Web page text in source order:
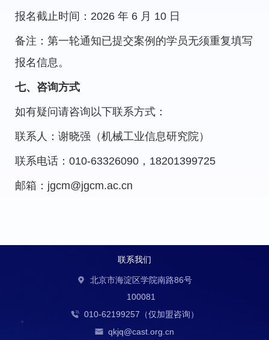
报名截止时间：2026 年 6 月 10 日
备注：第一轮通知已提交案例的学员无须重复填写
报名信息。
七、咨询方式
如有疑问请咨询以下联系方式：
联系人：谢晓强（机械工业信息研究院）
联系电话：010-63326090，18201399725
邮箱：jgcm@jgcm.ac.cn
联系我们
北京市海淀区学院南路86号
100081
010-62199257（仅加盟咨询）
qkjq@cast.org.cn